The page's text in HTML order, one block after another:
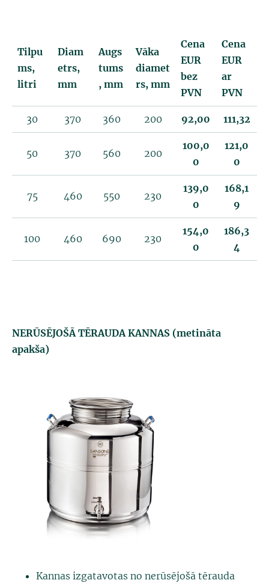
Tilpu
ms,
litri
Diam
etrs,
mm
Augs
tums
, mm
Vāka
diamet
rs, mm
Cena
EUR
bez
PVN
Cena
EUR
ar
PVN
30 370 360 200 92,00 111,32
50 370 560 200
100,0
0
121,0
0
75 460 550 230
139,0
0
168,1
9
100 460 690 230
154,0
0
186,3
4
NERŪSĒJOŠĀ TĒRAUDA KANNAS (metināta
apakša)
Kannas izgatavotas no nerūsējošā tērauda